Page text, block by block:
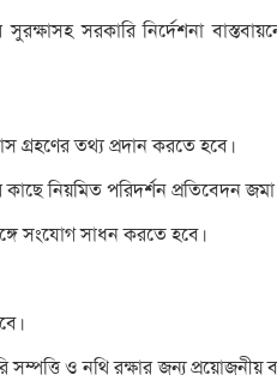
সরকারি নির্দেশনা
গ্রহণের তথ্য প্রদান করতে হবে।
কাছে নিয়মিত পরিদর্শন প্রতিবেদন
সংযোগ সাধন করতে হবে।
ও নথি রক্ষার জন্য প্রয়োজনীয়